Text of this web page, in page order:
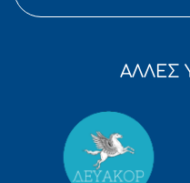
ΑΛΛΕΣ